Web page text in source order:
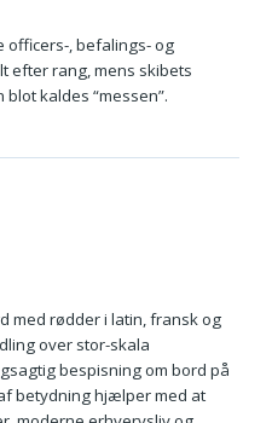
officers-, befalings- og
efter rang, mens skibets
kaldes “messen”.
med rødder i latin, fransk og
over stor-skala
bespisning om bord på
betydning hjælper med at